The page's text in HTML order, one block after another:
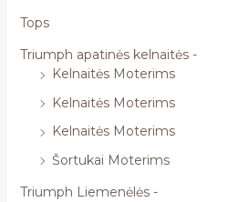
Tops
Triumph apatinės kelnaitės -
Kelnaitės Moterims
Kelnaitės Moterims
Kelnaitės Moterims
Šortukai Moterims
Triumph Liemenėlės -